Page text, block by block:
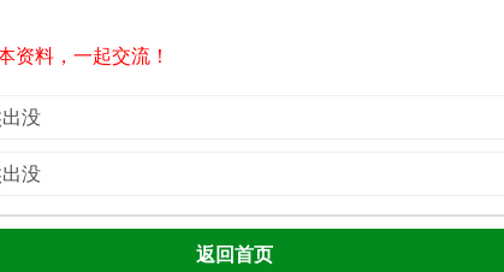
资料，一起交流！
没
没
返回首页